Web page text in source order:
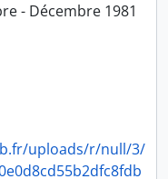
2004)
(1998-2000)
2003)
médicale (1975-1995)
(1991-1999)
- Décembre 1981
uploads/r/null/3/